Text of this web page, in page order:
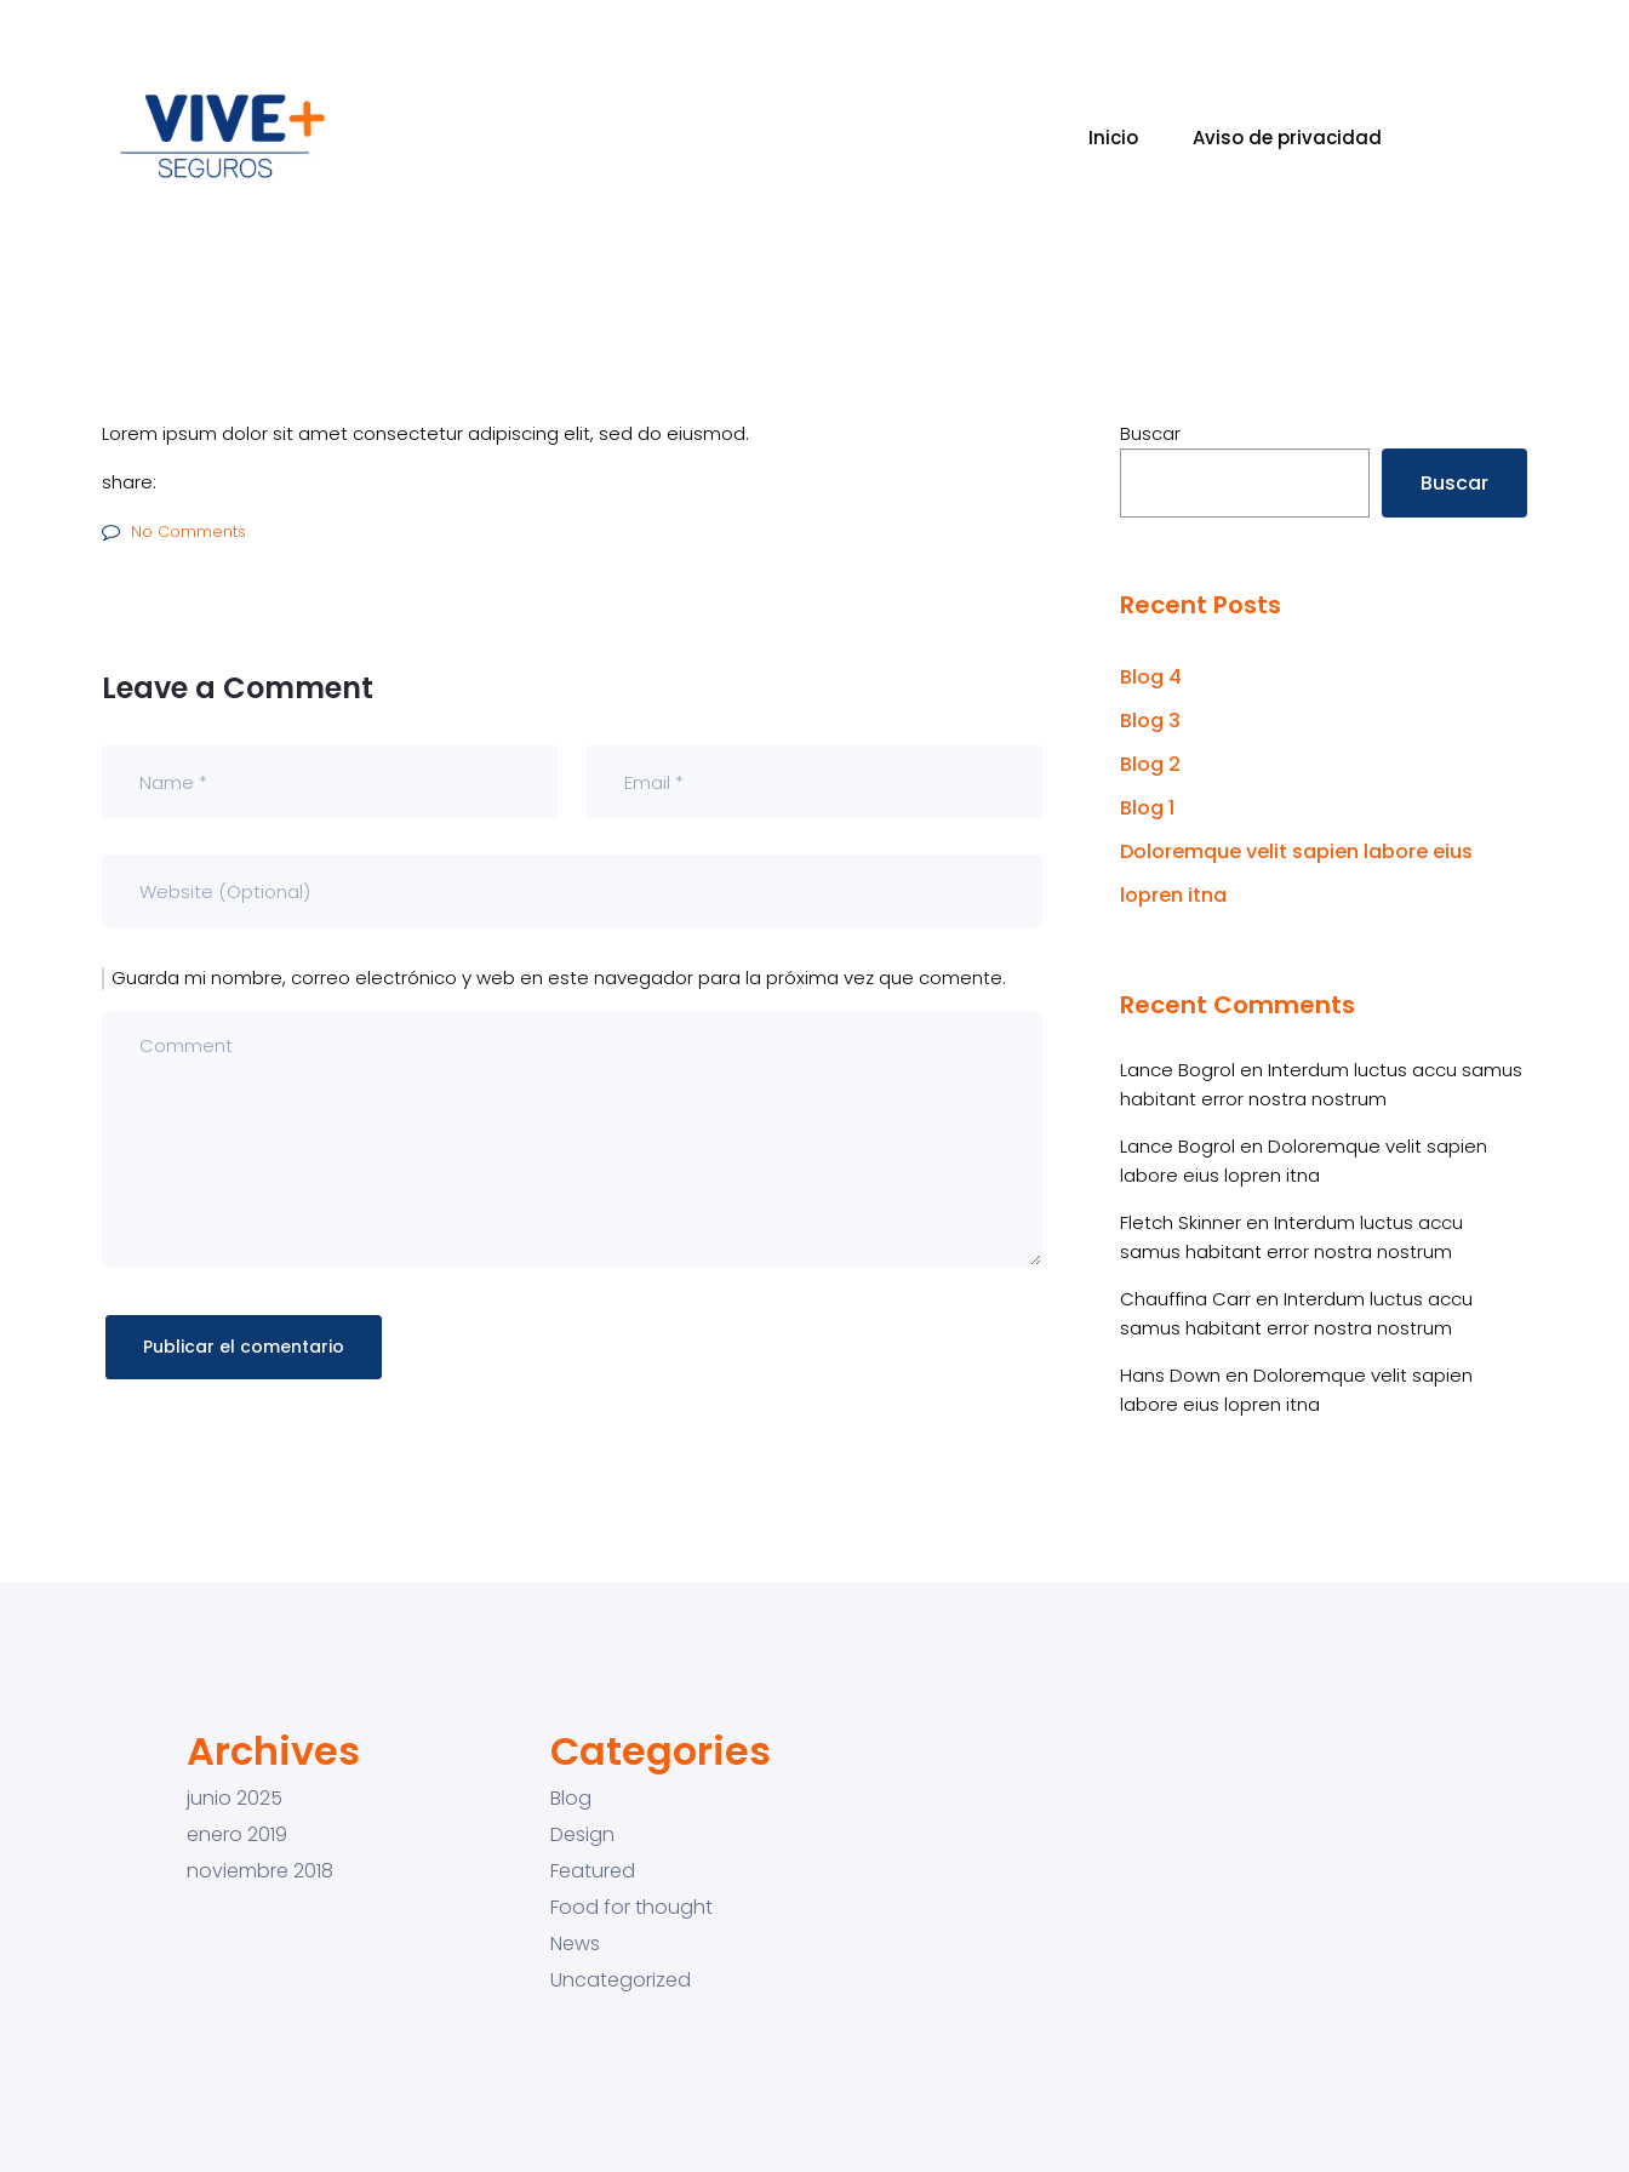
Inicio Aviso de privacidad
Lorem ipsum dolor sit amet consectetur adipiscing elit, sed do eiusmod.
share:
No Comments
Leave a Comment
Guarda mi nombre, correo electrónico y web en este navegador para la próxima vez que comente.
Buscar
Buscar
Recent Posts
Blog 4
Blog 3
Blog 2
Blog 1
Doloremque velit sapien labore eius
lopren itna
Recent Comments
Lance Bogrol en Interdum luctus accu samus
habitant error nostra nostrum
Lance Bogrol en Doloremque velit sapien
labore eius lopren itna
Fletch Skinner en Interdum luctus accu
samus habitant error nostra nostrum
Chauffina Carr en Interdum luctus accu
samus habitant error nostra nostrum
Hans Down en Doloremque velit sapien
labore eius lopren itna
Archives
junio 2025
enero 2019
noviembre 2018
Categories
Blog
Design
Featured
Food for thought
News
Uncategorized